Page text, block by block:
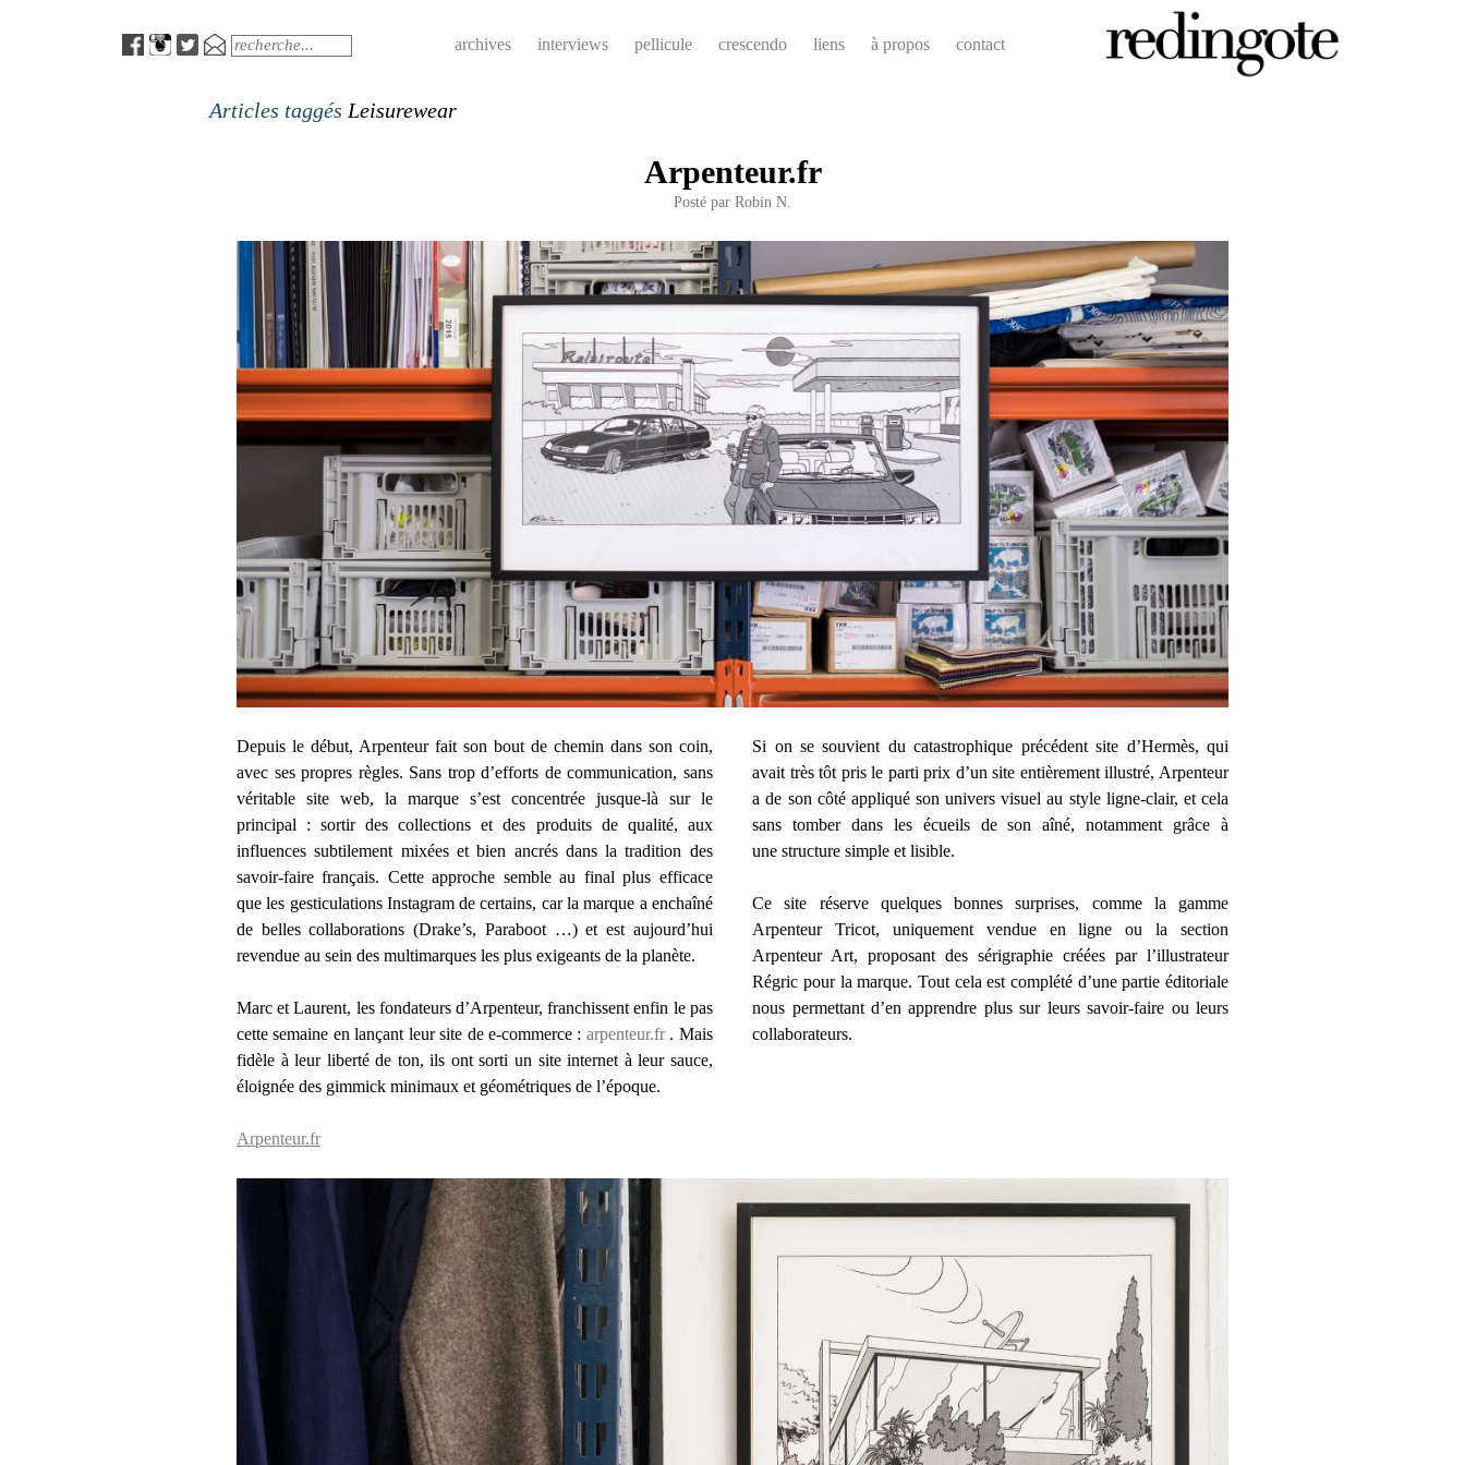
MenuSearch archives interviews pellicule crescendo liens à propos contact
Articles taggés Leisurewear
Arpenteur.fr
Posté par Robin N.
Depuis le début, Arpenteur fait son bout de chemin dans son coin,
avec ses propres règles. Sans trop d’efforts de communication, sans
véritable site web, la marque s’est concentrée jusque-là sur le
principal : sortir des collections et des produits de qualité, aux
influences subtilement mixées et bien ancrés dans la tradition des
savoir-faire français. Cette approche semble au final plus efficace
que les gesticulations Instagram de certains, car la marque a enchaîné
de belles collaborations (Drake’s, Paraboot …) et est aujourd’hui
revendue au sein des multimarques les plus exigeants de la planète.
Marc et Laurent, les fondateurs d’Arpenteur, franchissent enfin le pas
cette semaine en lançant leur site de e-commerce : arpenteur.fr. Mais
fidèle à leur liberté de ton, ils ont sorti un site internet à leur sauce,
éloignée des gimmick minimaux et géométriques de l’époque.
Si on se souvient du catastrophique précédent site d’Hermès, qui
avait très tôt pris le parti prix d’un site entièrement illustré, Arpenteur
a de son côté appliqué son univers visuel au style ligne-clair, et cela
sans tomber dans les écueils de son aîné, notamment grâce à
une structure simple et lisible.
Ce site réserve quelques bonnes surprises, comme la gamme
Arpenteur Tricot, uniquement vendue en ligne ou la section
Arpenteur Art, proposant des sérigraphie créées par l’illustrateur
Régric pour la marque. Tout cela est complété d’une partie éditoriale
nous permettant d’en apprendre plus sur leurs savoir-faire ou leurs
collaborateurs.
Arpenteur.fr